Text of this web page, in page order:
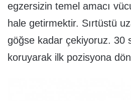
egzersizin temel amacı
hale getirmektir. Sırtüstü
göğse kadar çekiyoruz. 30
koruyarak ilk pozisyona